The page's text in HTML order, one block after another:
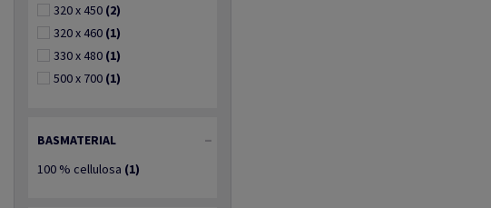
320 x 450 (2)
320 x 460 (1)
330 x 480 (1)
500 x 700 (1)
BASMATERIAL
100 % cellulosa (1)